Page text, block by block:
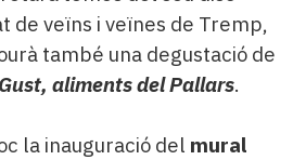
de veïns i veïnes de Tremp,
també una degustació de
aliments del Pallars.
la inauguració del mural